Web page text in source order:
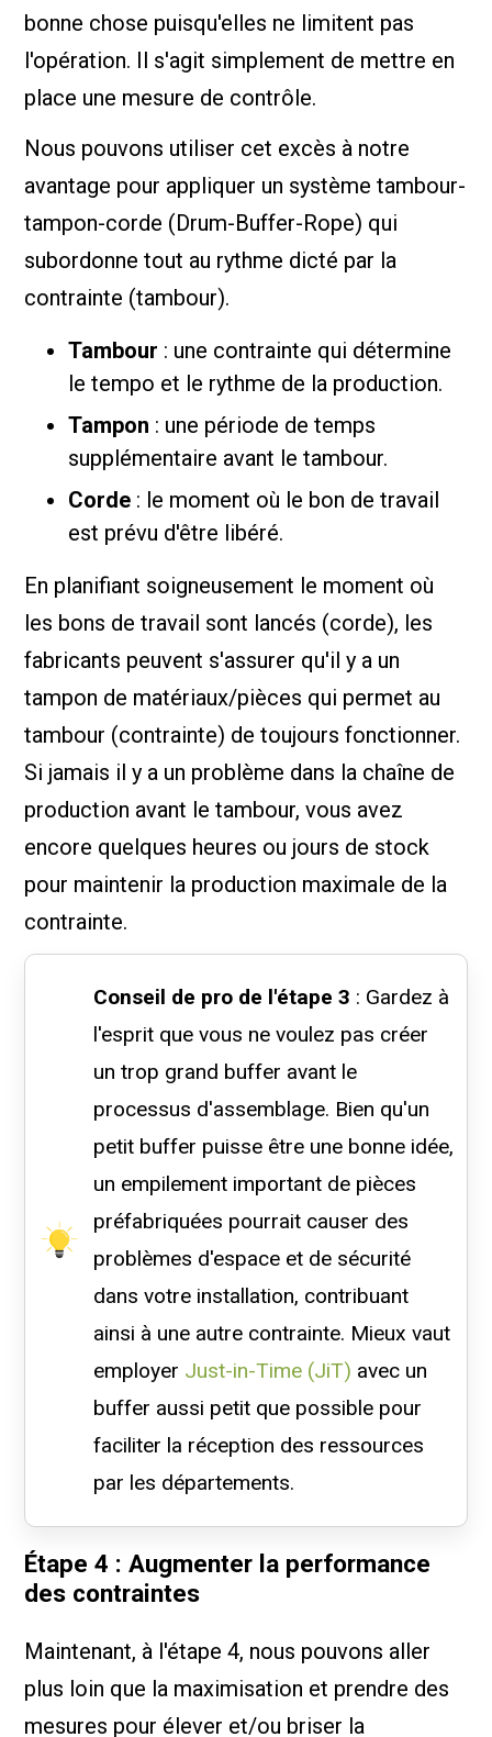
bonne chose puisqu'elles ne limitent pas
l'opération. Il s'agit simplement de mettre en
place une mesure de contrôle.
Nous pouvons utiliser cet excès à notre
avantage pour appliquer un système tambour-
tampon-corde (Drum-Buffer-Rope) qui
subordonne tout au rythme dicté par la
contrainte (tambour).
Tambour : une contrainte qui détermine
le tempo et le rythme de la production.
Tampon : une période de temps
supplémentaire avant le tambour.
Corde : le moment où le bon de travail
est prévu d'être libéré.
En planifiant soigneusement le moment où
les bons de travail sont lancés (corde), les
fabricants peuvent s'assurer qu'il y a un
tampon de matériaux/pièces qui permet au
tambour (contrainte) de toujours fonctionner.
Si jamais il y a un problème dans la chaîne de
production avant le tambour, vous avez
encore quelques heures ou jours de stock
pour maintenir la production maximale de la
contrainte.
Conseil de pro de l'étape 3 : Gardez à
l'esprit que vous ne voulez pas créer
un trop grand buffer avant le
processus d'assemblage. Bien qu'un
petit buffer puisse être une bonne idée,
un empilement important de pièces
préfabriquées pourrait causer des
problèmes d'espace et de sécurité
dans votre installation, contribuant
ainsi à une autre contrainte. Mieux vaut
employer Just-in-Time (JiT) avec un
buffer aussi petit que possible pour
faciliter la réception des ressources
par les départements.
Étape 4 : Augmenter la performance
des contraintes
Maintenant, à l'étape 4, nous pouvons aller
plus loin que la maximisation et prendre des
mesures pour élever et/ou briser la